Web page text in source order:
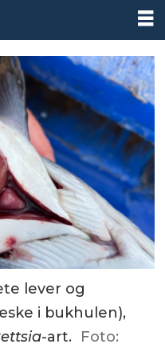
lever og
i bukhulen),
-art. Foto: